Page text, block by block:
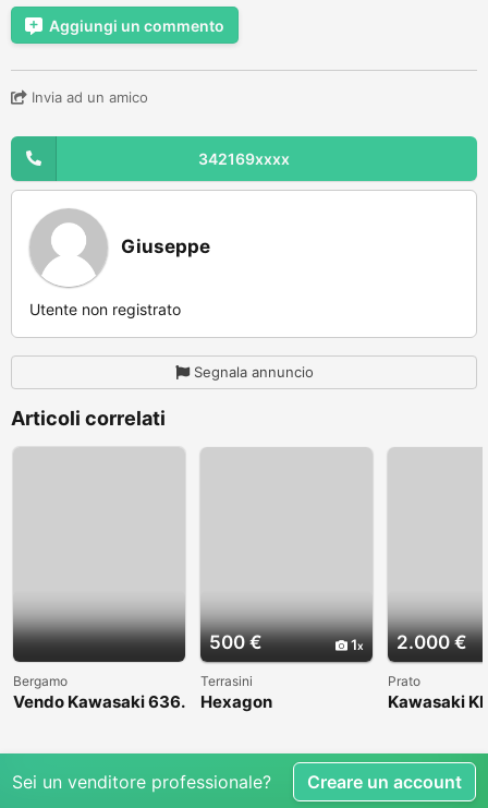
Aggiungi un commento
Invia ad un amico
342169xxxx
Giuseppe
Utente non registrato
Segnala annuncio
Articoli correlati
Bergamo
Vendo Kawasaki 636.
500 € 1
Terrasini
Hexagon
2.000 €
Prato
Kawasaki
Sei un venditore professionale? Creare un account